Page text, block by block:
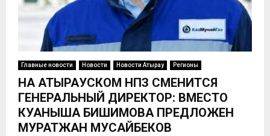
Главные новости Новости Новости Атырау Регионы
НА АТЫРАУСКОМ НПЗ СМЕНИТСЯ
ГЕНЕРАЛЬНЫЙ ДИРЕКТОР: ВМЕСТО
КУАНЫША БИШИМОВА ПРЕДЛОЖЕН
МУРАТЖАН МУСАЙБЕКОВ